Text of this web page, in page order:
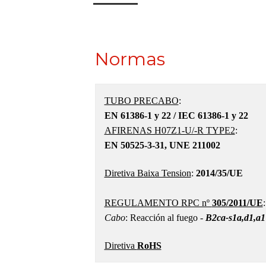
Normas
TUBO PRECABO:
EN 61386-1 y 22 / IEC 61386-1 y 22
AFIRENAS H07Z1-U/-R TYPE2:
EN 50525-3-31, UNE 211002
Diretiva Baixa Tension: 2014/35/UE
REGULAMENTO RPC nº 305/2011/UE
Cabo: Reacción al fuego - B2ca-s1a,d1,a1
Diretiva RoHS